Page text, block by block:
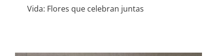
Vida: Flores que celebran juntas